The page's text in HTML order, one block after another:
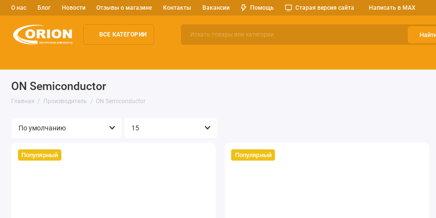
О нас Блог Новости Отзывы о магазине Контакты Вакансии Помощь Старая версия сайта Написать в MAX
ВСЕ КАТЕГОРИИ
ON Semiconductor
Главная Производитель ON Semiconductor
Популярный Популярный